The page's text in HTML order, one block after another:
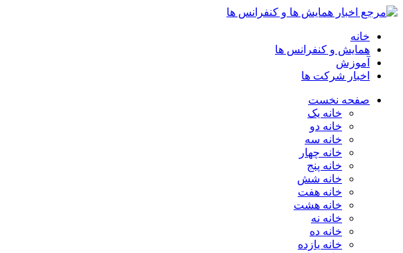
خانه
همایش و کنفرانس ها
آموزش
اخبار شرکت ها
صفحه نخست
خانه یک
خانه دو
خانه سه
خانه چهار
خانه پنج
خانه شش
خانه هفت
خانه هشت
خانه نه
خانه ده
خانه یازده